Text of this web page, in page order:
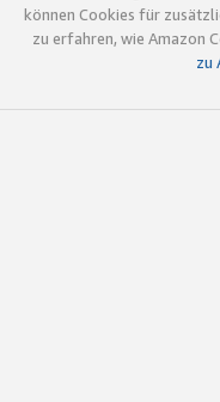
können Cookies für
zu erfahren, wie Amazon
zu